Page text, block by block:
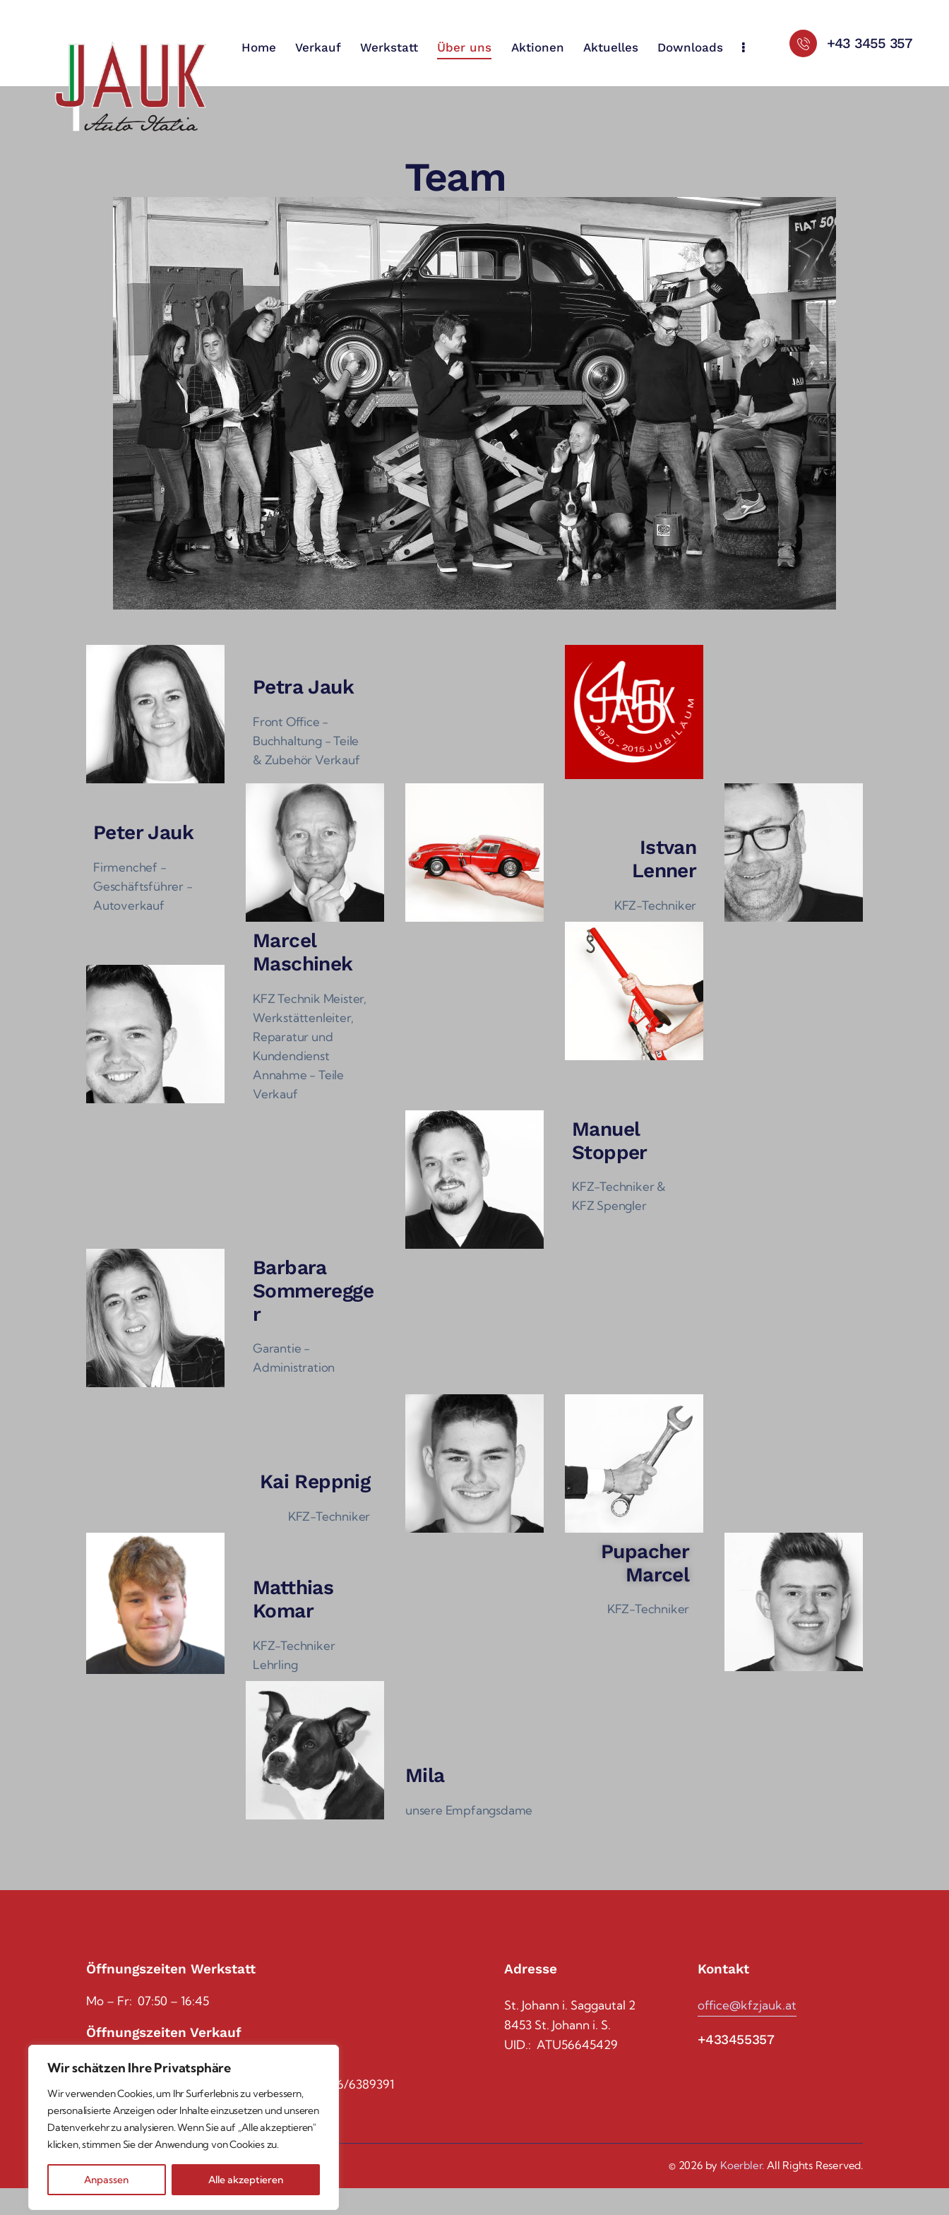
Wir schätzen Ihre Privatsphäre
Wir verwenden Cookies, um Ihr Surferlebnis zu verbessern,
personalisierte Anzeigen oder Inhalte einzusetzen und unseren
Datenverkehr zu analysieren. Wenn Sie auf „Alle akzeptieren"
klicken, stimmen Sie der Anwendung von Cookies zu.
Anpassen Alle akzeptieren
Home Verkauf Werkstatt Über uns Aktionen Aktuelles Downloads +43 3455 357
Team
Petra Jauk
Front Office -
Buchhaltung - Teile
& Zubehör Verkauf
Peter Jauk
Firmenchef -
Geschäftsführer -
Autoverkauf
Istvan
Lenner
KFZ-Techniker
Marcel
Maschinek
KFZ Technik Meister,
Werkstättenleiter,
Reparatur und
Kundendienst
Annahme - Teile
Verkauf
Manuel
Stopper
KFZ-Techniker &
KFZ Spengler
Barbara
Sommeregge
r
Garantie -
Administration
Kai Reppnig
KFZ-Techniker
Matthias
Komar
KFZ-Techniker
Lehrling
Pupacher
Marcel
KFZ-Techniker
Mila
unsere Empfangsdame
Öffnungszeiten Werkstatt
Mo – Fr: 07:50 – 16:45
Öffnungszeiten Verkauf
Mo – Fr: 08:00 -18:00
Samstag: 09:00 – 12:00 mit Termin Mobil 0676/6389391
Adresse
St. Johann i. Saggautal 2
8453 St. Johann i. S.
UID.: ATU56645429
Kontakt
office@kfzjauk.at
+433455357
© 2026 by Koerbler. All Rights Reserved.